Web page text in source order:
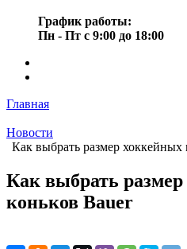
График работы:
Пн - Пт с 9:00 до 18:00
Главная
Новости
Как выбрать размер хоккейных
Как выбрать
коньков Bauer